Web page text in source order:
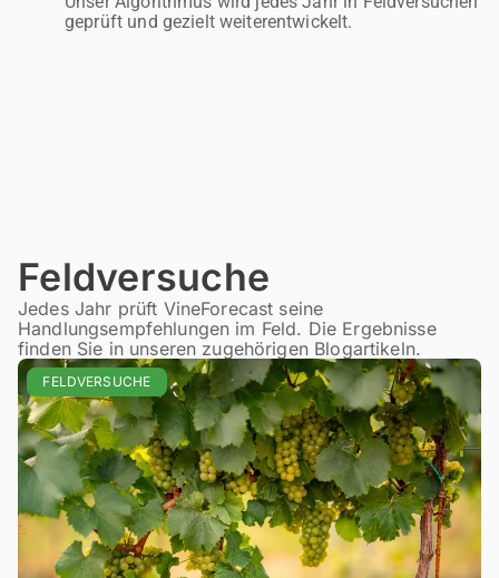
geprüft und gezielt weiterentwickelt.
Feldversuche
Jedes Jahr prüft VineForecast seine
Handlungsempfehlungen im Feld. Die Ergebnisse
finden Sie in unseren zugehörigen Blogartikeln.
FELDVERSUCHE